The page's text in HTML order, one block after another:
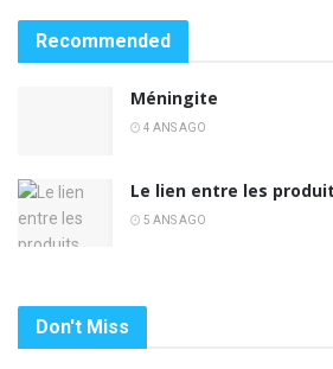
Recommended
Méningite
4 ANS AGO
Le lien entre les
5 ANS AGO
Don't Miss